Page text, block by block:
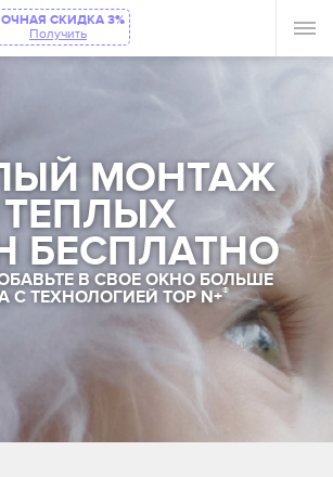
СКИДКА 3%
Получить
МОНТАЖ
ТЕПЛЫХ
БЕСПЛАТНО
В СВОЕ ОКНО БОЛЬШЕ
С ТЕХНОЛОГИЕЙ TOP N+®